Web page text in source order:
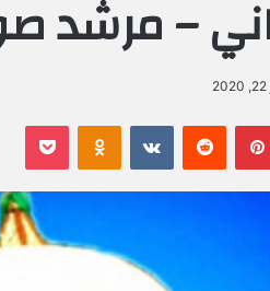
– مرشد
بينتيريست